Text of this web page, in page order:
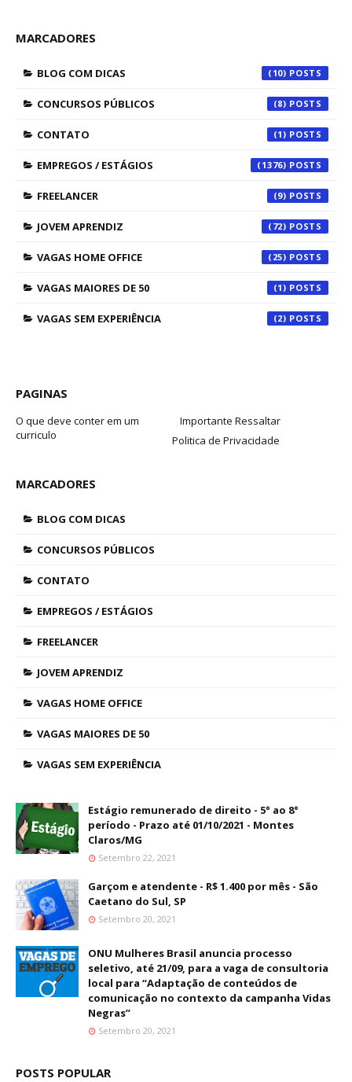
MARCADORES
BLOG COM DICAS (10)
CONCURSOS PÚBLICOS (8)
CONTATO (1)
EMPREGOS / ESTÁGIOS (1376)
FREELANCER (9)
JOVEM APRENDIZ (72)
VAGAS HOME OFFICE (25)
VAGAS MAIORES DE 50 (1)
VAGAS SEM EXPERIÊNCIA (2)
PAGINAS
O que deve conter em um
curriculo
Importante Ressaltar
Politica de Privacidade
MARCADORES
BLOG COM DICAS
CONCURSOS PÚBLICOS
CONTATO
EMPREGOS / ESTÁGIOS
FREELANCER
JOVEM APRENDIZ
VAGAS HOME OFFICE
VAGAS MAIORES DE 50
VAGAS SEM EXPERIÊNCIA
Estágio remunerado de direito - 5° ao 8°
período - Prazo até 01/10/2021 - Montes
Claros/MG
Setembro 22, 2021
Garçom e atendente - R$ 1.400 por mês - São
Caetano do Sul, SP
Setembro 20, 2021
ONU Mulheres Brasil anuncia processo
seletivo, até 21/09, para a vaga de consultoria
local para “Adaptação de conteúdos de
comunicação no contexto da campanha Vidas
Negras”
Setembro 20, 2021
POSTS POPULAR